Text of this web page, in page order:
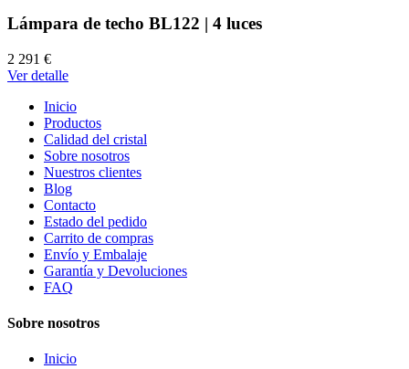
Lámpara de techo BL122 | 4 luces
2 291 €
Ver detalle
Inicio
Productos
Calidad del cristal
Sobre nosotros
Nuestros clientes
Blog
Contacto
Estado del pedido
Carrito de compras
Envío y Embalaje
Garantía y Devoluciones
FAQ
Sobre nosotros
Inicio